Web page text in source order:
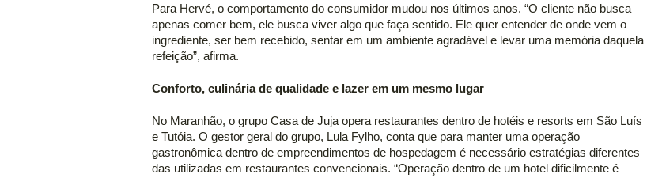
Para Hervé, o comportamento do consumidor mudou nos últimos anos. “O cliente não busca
apenas comer bem, ele busca viver algo que faça sentido. Ele quer entender de onde vem o
ingrediente, ser bem recebido, sentar em um ambiente agradável e levar uma memória daquela
refeição”, afirma.
Conforto, culinária de qualidade e lazer em um mesmo lugar
No Maranhão, o grupo Casa de Juja opera restaurantes dentro de hotéis e resorts em São Luís
e Tutóia. O gestor geral do grupo, Lula Fylho, conta que para manter uma operação
gastronômica dentro de empreendimentos de hospedagem é necessário estratégias diferentes
das utilizadas em restaurantes convencionais. “Operação dentro de um hotel dificilmente é